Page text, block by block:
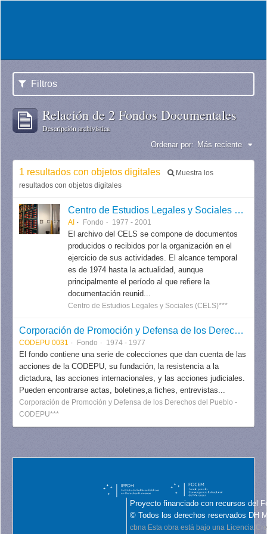
Filtros
Relación de 2 Fondos Documentales
Descripción archivística
Ordenar por: Más reciente
1 resultados con objetos digitales
Muestra los
resultados con objetos digitales
Centro de Estudios Legales y Sociales (CELS)
AI Fondo 1977 - 2001
El archivo del CELS se compone de documentos
producidos o recibidos por la organización en el
ejercicio de sus actividades. El alcance temporal
es de 1974 hasta la actualidad, aunque
principalmente el período al que refiere la
documentación reunid...
Centro de Estudios Legales y Sociales (CELS)***
Corporación de Promoción y Defensa de los Derechos del Pueblo CODEPU
CODEPU 0031 Fondo 1974 - 1977
El fondo contiene una serie de colecciones que dan cuenta de las
acciones de la CODEPU, su fundación, la resistencia a la
dictadura, las acciones internacionales, y las acciones judiciales.
Pueden encontrarse actas, boletines,a fiches, entrevistas...
Corporación de Promoción y Defensa de los Derechos del Pueblo -
CODEPU***
Proyecto financiado con recursos del
© Todos los derechos reservados DH
cbna Esta obra está bajo una Licencia